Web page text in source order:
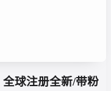
球注册全新/带粉